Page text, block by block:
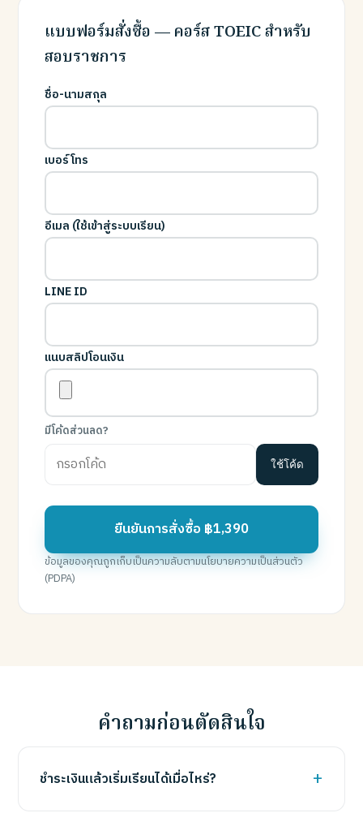
แบบฟอร์มสั่งซื้อ — คอร์ส TOEIC สำหรับ
สอบราชการ
ชื่อ-นามสกุล
เบอร์โทร
อีเมล (ใช้เข้าสู่ระบบเรียน)
LINE ID
แนบสลิปโอนเงิน
มีโค้ดส่วนลด?
ใช้โค้ด
ยืนยันการสั่งซื้อ ฿1,390
ข้อมูลของคุณถูกเก็บเป็นความลับตามนโยบายความเป็นส่วนตัว
(PDPA)
คำถามก่อนตัดสินใจ
ชำระเงินแล้วเริ่มเรียนได้เมื่อไหร่?